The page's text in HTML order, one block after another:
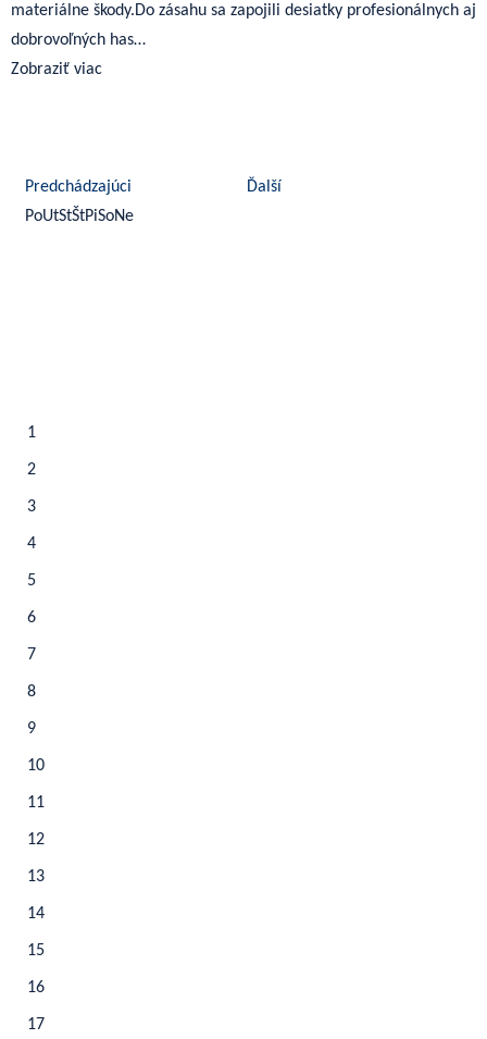
materiálne škody.Do zásahu sa zapojili desiatky profesionálnych aj
dobrovoľných has…
Zobraziť viac
Predchádzajúci
Ďalší
PoUtStŠtPiSoNe
1
2
3
4
5
6
7
8
9
10
11
12
13
14
15
16
17